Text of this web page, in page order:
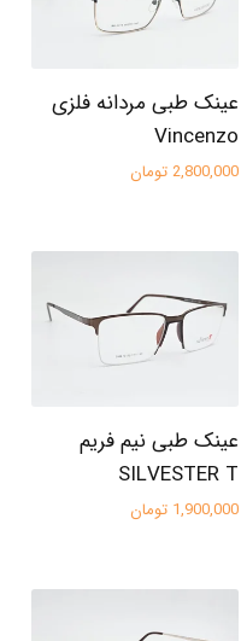
عینک طبی مردانه فلزی
Vincenzo
2,800,000 تومان
عینک طبی نیم فریم
SILVESTER T
1,900,000 تومان